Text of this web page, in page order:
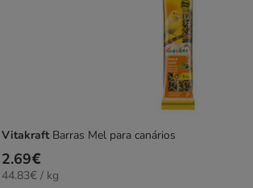
Vitakraft Barras Mel para canários
Preço
2.69€
2.69€
44.83€
44.83€ / kg